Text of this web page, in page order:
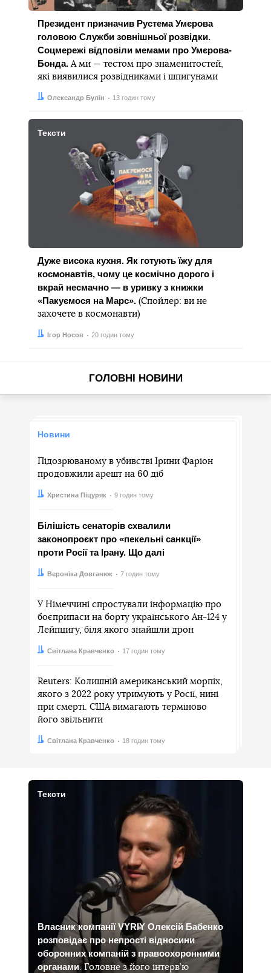
Президент призначив Рустема Умєрова
головою Служби зовнішньої розвідки.
Соцмережі відповіли мемами про Умєрова-
Бонда.А ми — тестом про знаменитостей,
які виявилися розвідниками і шпигунами
Автор:
Олександр Булін
Дата: 13 годин тому
Тексти
Дуже висока кухня. Як готують їжу для
космонавтів, чому це космічно дорого і
вкрай несмачно — в уривку з книжки
«Пакуємося на Марс». (Спойлер: ви не
захочете в космонавти)
Автор:
Ігор Носов
Дата: 20 годин тому
ГОЛОВНІ НОВИНИ
Новини
Підозрюваному в убивстві Ірини Фаріон
продовжили арешт на 60 діб
Автор:
Христина Піцуряк
Дата: 9 годин тому
Білішість сенаторів схвалили
законопроєкт про «пекельні санкції»
проти Росії та Ірану. Що далі
Автор:
Вероніка Довганюк
Дата: 7 годин тому
У Німеччині спростували інформацію про
боєприпаси на борту українського Ан-124 у
Лейпцигу, біля якого знайшли дрон
Автор:
Світлана Кравченко
Дата: 17 годин тому
Reuters: Колишній американський морпіх,
якого з 2022 року утримують у Росії, нині
при смерті. США вимагають терміново
його звільнити
Автор:
Світлана Кравченко
Дата: 18 годин тому
Тексти
Власник компанії VYRIY Олексій Бабенко
розповідає про непрості відносини
оборонних компаній з правоохоронними
органами. Головне з його інтерв’ю